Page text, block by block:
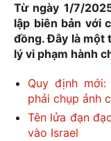
Từ ngày 1/7/
lập biên bản với
đồng. Đây là một
lý vi phạm hành
Quy định
phải chụp ảnh
Tên lửa đạn
vào Israel